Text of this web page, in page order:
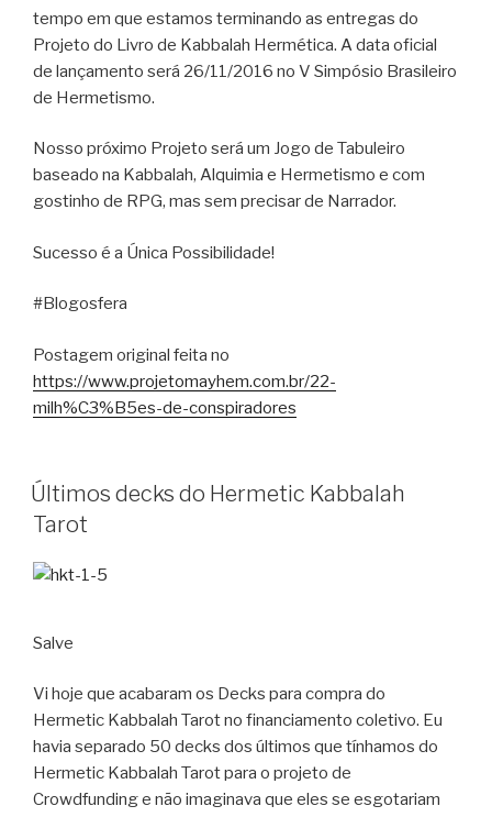
tempo em que estamos terminando as entregas do
Projeto do Livro de Kabbalah Hermética. A data oficial
de lançamento será 26/11/2016 no V Simpósio Brasileiro
de Hermetismo.
Nosso próximo Projeto será um Jogo de Tabuleiro
baseado na Kabbalah, Alquimia e Hermetismo e com
gostinho de RPG, mas sem precisar de Narrador.
Sucesso é a Única Possibilidade!
#Blogosfera
Postagem original feita no
https://www.projetomayhem.com.br/22-
milh%C3%B5es-de-conspiradores
Últimos decks do Hermetic Kabbalah
Tarot
Salve
Vi hoje que acabaram os Decks para compra do
Hermetic Kabbalah Tarot no financiamento coletivo. Eu
havia separado 50 decks dos últimos que tínhamos do
Hermetic Kabbalah Tarot para o projeto de
Crowdfunding e não imaginava que eles se esgotariam